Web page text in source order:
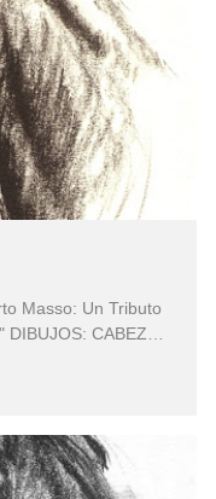
Masso: Un Tributo
de Caballos